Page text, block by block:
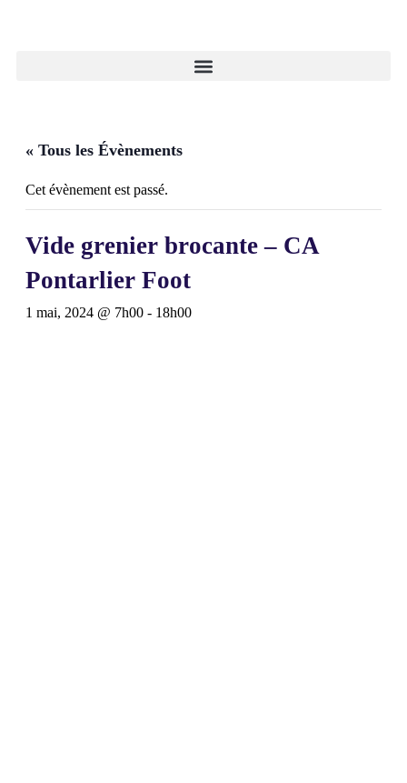
« Tous les Évènements
Cet évènement est passé.
Vide grenier brocante – CA
Pontarlier Foot
1 mai, 2024 @ 7h00 - 18h00